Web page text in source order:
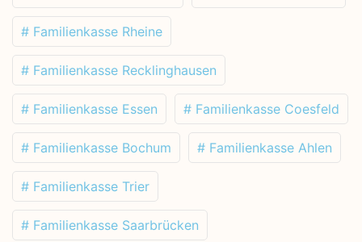
# Familienkasse Rheine
# Familienkasse Recklinghausen
# Familienkasse Essen # Familienkasse Coesfeld
# Familienkasse Bochum # Familienkasse Ahlen
# Familienkasse Trier
# Familienkasse Saarbrücken